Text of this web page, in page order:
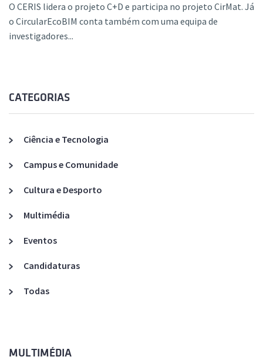
O CERIS lidera o projeto C+D e participa no projeto CirMat. Já
o CircularEcoBIM conta também com uma equipa de
investigadores...
CATEGORIAS
Ciência e Tecnologia
Campus e Comunidade
Cultura e Desporto
Multimédia
Eventos
Candidaturas
Todas
MULTIMÉDIA